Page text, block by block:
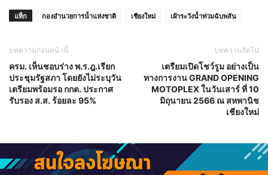
แท็ก กองอำนวยการน้ำแห่งชาติ เชียงใหม่ เฝ้าระวังน้ำท่วมฉับพลัน
บทความก่อนหน้านี้
ครม. เห็นชอบร่าง พ.ร.ฎ.เรียก
ประชุมรัฐสภา โดยยังไม่ระบุวัน
เตรียมพร้อมรอ กกต. ประกาศ
รับรอง ส.ส. ร้อยละ 95%
บทความถัดไป
เตรียมเปิดโชว์รูม อย่างเป็น
ทางการงาน GRAND OPENING
MOTOPLEX ในวันเสาร์ ที่ 10
มิถุนายน 2566 ณ สหพานิช
เชียงใหม่